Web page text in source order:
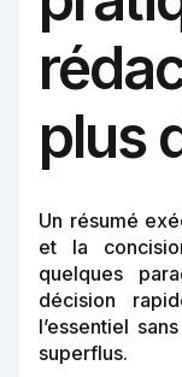
plus
Un résumé
et la
quelques
décision
l’essentiel
superflus.